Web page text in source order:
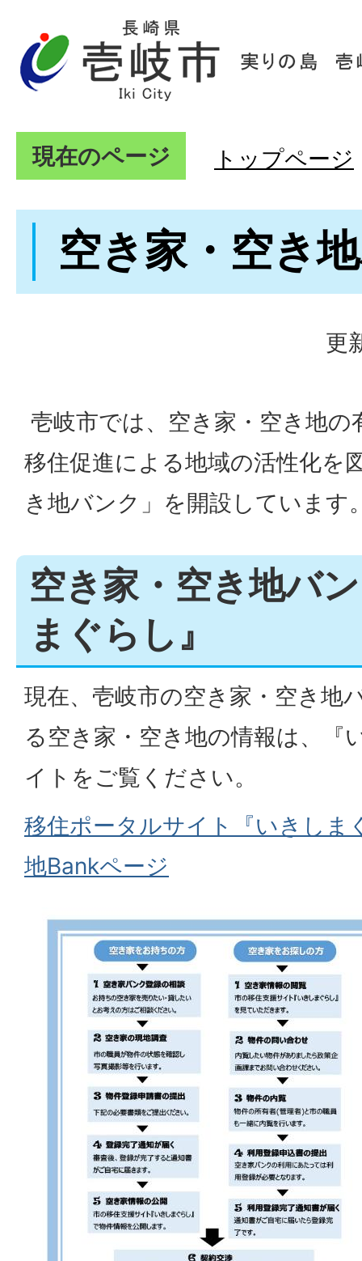
現在のページ トップページ
空き家・空き
更
壱岐市では、空き家・空き地の
移住促進による地域の活性化を
き地バンク」を開設しています
空き家・空き地バ
まぐらし』
現在、壱岐市の空き家・空き地
る空き家・空き地の情報は、『
イトをご覧ください。
移住ポータルサイト『いきしま
地Bankページ